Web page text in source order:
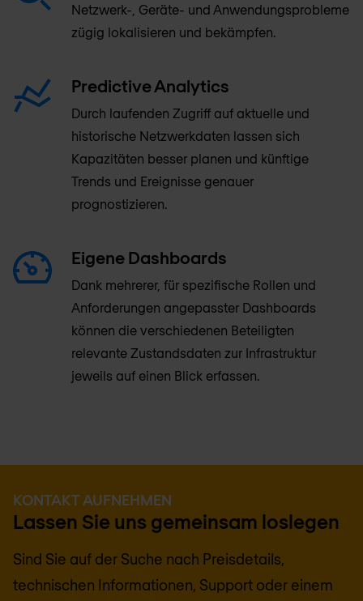
Netzwerk-, Geräte- und Anwendungsprobleme
zügig lokalisieren und bekämpfen.
Predictive Analytics
Durch laufenden Zugriff auf aktuelle und
historische Netzwerkdaten lassen sich
Kapazitäten besser planen und künftige
Trends und Ereignisse genauer
prognostizieren.
Eigene Dashboards
Dank mehrerer, für spezifische Rollen und
Anforderungen angepasster Dashboards
können die verschiedenen Beteiligten
relevante Zustandsdaten zur Infrastruktur
jeweils auf einen Blick erfassen.
KONTAKT AUFNEHMEN
Lassen Sie uns gemeinsam loslegen
Sind Sie auf der Suche nach Preisdetails,
technischen Informationen, Support oder einem